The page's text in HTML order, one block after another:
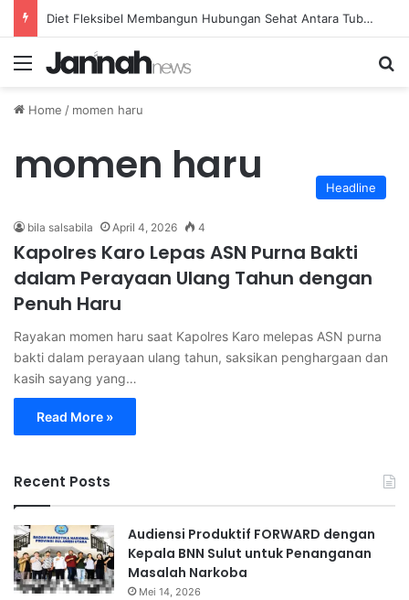
Diet Fleksibel Membangun Hubungan Sehat Antara Tubuh dan Makanan Sehari-hari
Menu
Home / momen haru
momen haru Headline
bila salsabila April 4, 2026 4
Kapolres Karo Lepas ASN Purna Bakti
dalam Perayaan Ulang Tahun dengan
Penuh Haru
Rayakan momen haru saat Kapolres Karo melepas ASN purna
bakti dalam perayaan ulang tahun, saksikan penghargaan dan
kasih sayang yang…
Read More »
Recent Posts
Audiensi Produktif FORWARD dengan
Kepala BNN Sulut untuk Penanganan
Masalah Narkoba
Mei 14, 2026